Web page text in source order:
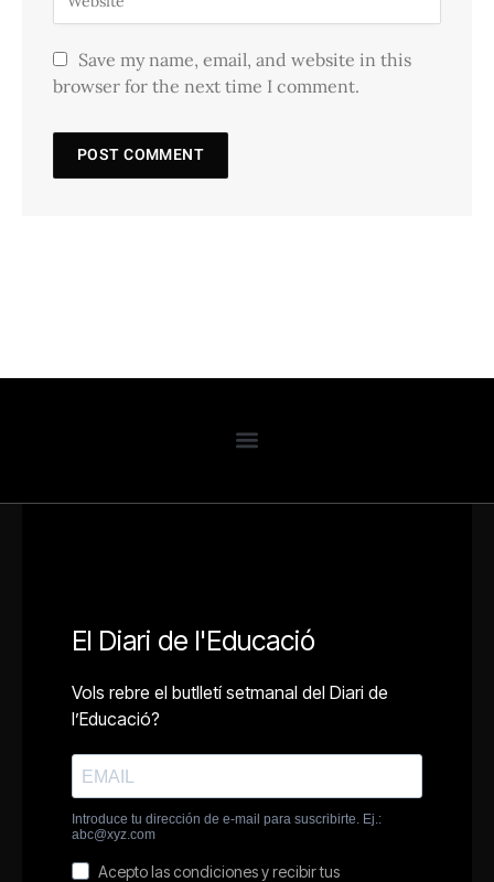
Save my name, email, and website in this
browser for the next time I comment.